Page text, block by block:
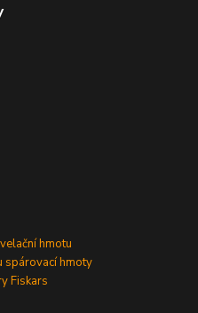
hmotu
spárovací hmoty
Fiskars